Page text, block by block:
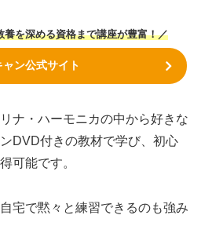
養を深める資格まで講座が豊富！／
ャン公式サイト
ナ・ハーモニカの中から好きな
DVD付きの教材で学び、初心
可能です。
宅で黙々と練習できるのも強み